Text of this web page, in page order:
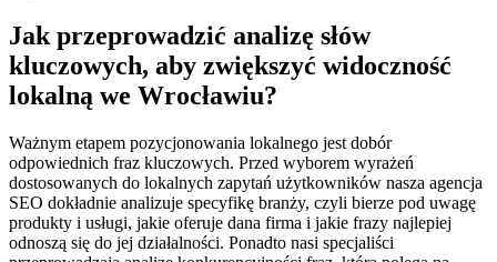
Jak przeprowadzić analizę słów
kluczowych, aby zwiększyć widoczność
lokalną we Wrocławiu?
Ważnym etapem pozycjonowania lokalnego jest dobór
odpowiednich fraz kluczowych. Przed wyborem wyrażeń
dostosowanych do lokalnych zapytań użytkowników nasza agencja
SEO dokładnie analizuje specyfikę branży, czyli bierze pod uwagę
produkty i usługi, jakie oferuje dana firma i jakie frazy najlepiej
odnoszą się do jej działalności. Ponadto nasi specjaliści